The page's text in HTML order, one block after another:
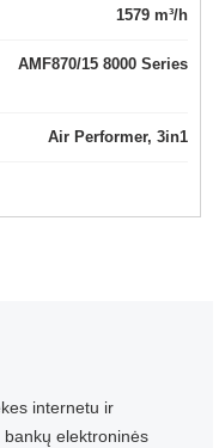
1579 m³/h
AMF870/15 8000 Series
Air Performer, 3in1
internetu ir
bankų elektroninės